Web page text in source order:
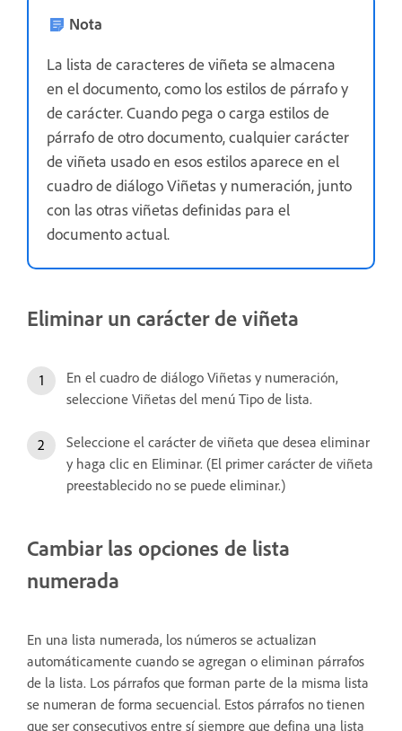
Nota
La lista de caracteres de viñeta se almacena
en el documento, como los estilos de párrafo y
de carácter. Cuando pega o carga estilos de
párrafo de otro documento, cualquier carácter
de viñeta usado en esos estilos aparece en el
cuadro de diálogo Viñetas y numeración, junto
con las otras viñetas definidas para el
documento actual.
Eliminar un carácter de viñeta
En el cuadro de diálogo Viñetas y numeración,
seleccione Viñetas del menú Tipo de lista.
Seleccione el carácter de viñeta que desea eliminar
y haga clic en Eliminar. (El primer carácter de viñeta
preestablecido no se puede eliminar.)
Cambiar las opciones de lista
numerada
En una lista numerada, los números se actualizan
automáticamente cuando se agregan o eliminan párrafos
de la lista. Los párrafos que forman parte de la misma lista
se numeran de forma secuencial. Estos párrafos no tienen
que ser consecutivos entre sí siempre que defina una lista